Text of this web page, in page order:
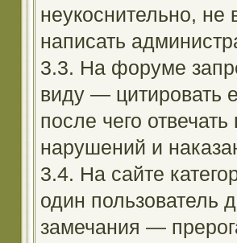
неукоснительно, не
написать
3.3. На форуме
виду — цитировать
после чего
нарушений и
3.4. На сайте
один пользователь
замечания —